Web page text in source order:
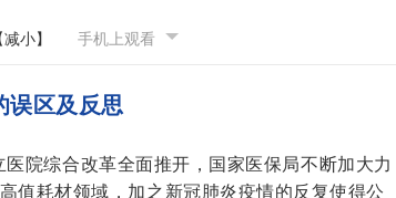
减小】 手机上观看
误区及反思
综合改革全面推开，国家医保局不断加大力
值耗材领域，加之新冠肺炎疫情的反复使得公